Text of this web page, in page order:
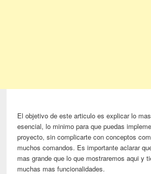
El objetivo de este articulo es explicar lo
esencial, lo minimo para que puedas
proyecto, sin complicarte con conceptos
muchos comandos. Es importante aclarar
mas grande que lo que mostraremos aqui y
muchas mas funcionalidades.